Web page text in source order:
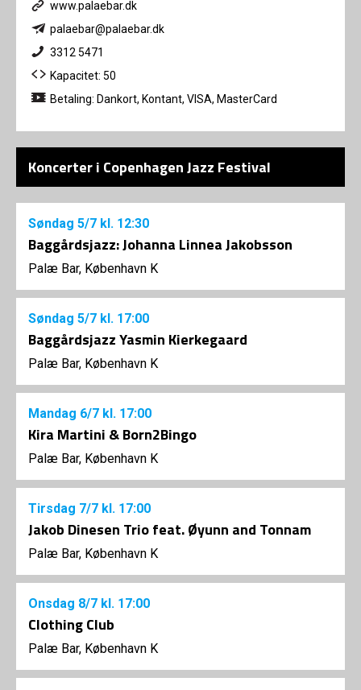
www.palaebar.dk
palaebar@palaebar.dk
3312 5471
Kapacitet: 50
Betaling: Dankort, Kontant, VISA, MasterCard
Koncerter i Copenhagen Jazz Festival
Søndag 5/7 kl. 12:30
Baggårdsjazz: Johanna Linnea Jakobsson
Palæ Bar, København K
Søndag 5/7 kl. 17:00
Baggårdsjazz Yasmin Kierkegaard
Palæ Bar, København K
Mandag 6/7 kl. 17:00
Kira Martini & Born2Bingo
Palæ Bar, København K
Tirsdag 7/7 kl. 17:00
Jakob Dinesen Trio feat. Øyunn and Tonnam
Palæ Bar, København K
Onsdag 8/7 kl. 17:00
Clothing Club
Palæ Bar, København K